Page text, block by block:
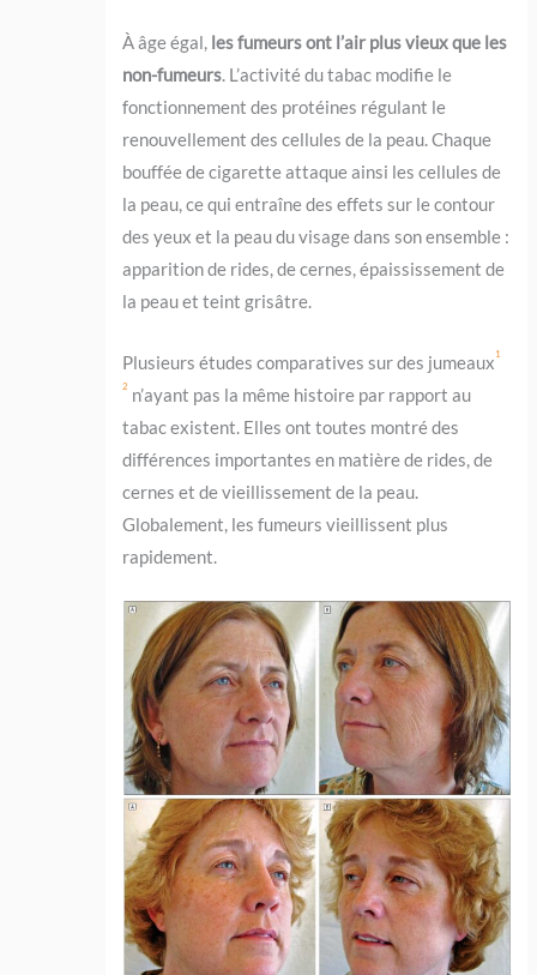
À âge égal, les fumeurs ont l’air plus vieux que les
non-fumeurs. L’activité du tabac modifie le
fonctionnement des protéines régulant le
renouvellement des cellules de la peau. Chaque
bouffée de cigarette attaque ainsi les cellules de
la peau, ce qui entraîne des effets sur le contour
des yeux et la peau du visage dans son ensemble :
apparition de rides, de cernes, épaississement de
la peau et teint grisâtre.
Plusieurs études comparatives sur des jumeaux 1
2 n’ayant pas la même histoire par rapport au
tabac existent. Elles ont toutes montré des
différences importantes en matière de rides, de
cernes et de vieillissement de la peau.
Globalement, les fumeurs vieillissent plus
rapidement.